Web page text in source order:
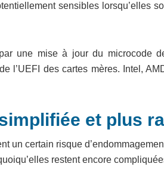
sensibles lorsqu’elles
une mise à jour du microcode
l’UEFI des cartes mères. Intel,
et plus
un certain risque
restent encore